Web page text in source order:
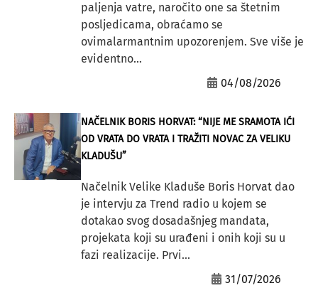
paljenja vatre, naročito one sa štetnim
posljedicama, obraćamo se
ovimalarmantnim upozorenjem. Sve više je
evidentno...
04/08/2026
NAČELNIK BORIS HORVAT: “NIJE ME SRAMOTA IĆI
OD VRATA DO VRATA I TRAŽITI NOVAC ZA VELIKU
KLADUŠU”
Načelnik Velike Kladuše Boris Horvat dao
je intervju za Trend radio u kojem se
dotakao svog dosadašnjeg mandata,
projekata koji su urađeni i onih koji su u
fazi realizacije. Prvi...
31/07/2026